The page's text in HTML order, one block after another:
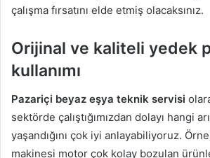
çalışma fırsatını elde etmiş olacaksınız.
Orijinal ve kaliteli yedek
kullanımı
Pazariçi beyaz eşya teknik servisi
sektörde çalıştığımızdan dolayı hangi
yaşandığını çok iyi anlayabiliyoruz.
makinesi motor çok kolay bozulan